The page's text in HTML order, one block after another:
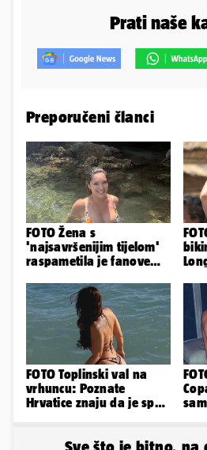
Prati naše
Preporučeni članci
FOTO Žena s
'najsavršenijim tijelom'
raspametila je fanove
plićaka
FOTO Toplinski val na
vrhuncu: Poznate
Hrvatice znaju da je spas
Sve što je bitno, na